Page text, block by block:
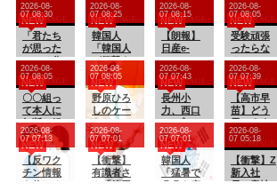
「君たち
が思った
ことは分
かる、言
うな」と
韓国のア
ワビ丼を
見た人々
が騒然、
盛り付け
って大事
だという
ことがひ
NEW
2026-08-
07 08:30
韓国人
「韓国人
が衝撃を
受けた意
外な日本
の運転文
化がこち
らで
す‥」
→「日本
人はこん
なに徹底
してい
NEW
2026-08-
07 08:25
【朗報】
日産e-
power、
無給油で
1980km走
行しギネ
ス記録を
達成 55L
タンクで
リッター
36km（S
UV）
NEW
2026-08-
07 08:15
受験頑張
ったらな
んかいい
事あるん
NEW
2026-08-
07 08:05
〇〇組っ
て本人に
無断で組
合に名前
を入れて
しまうら
しい だか
らその人
NEW
2026-08-
07 08:05
野原ひろ
しのケー
キ（880
円）
NEW
2026-08-
07 08:05
長州小
力、西口
DXプロレ
ス8月大会
でリング
復帰 対
戦相手は
クロちゃ
NEW
2026-08-
07 07:43
【高市早
苗】どう
思います
か?高市首
相、エリ
ート官僚
に激怒!!!
NEW
2026-08-
07 07:39
【反ワク
チン情報
を信じる
NEW
2026-08-
07 07:13
【衝撃】
有識者さ
ん「範馬
NEW
2026-08-
07 07:01
韓国人
「猛暑で
〇〇も疲
NEW
2026-08-
07 07:01
【衝撃】Z
新入社
員、意地
2026-08-
07 05:18